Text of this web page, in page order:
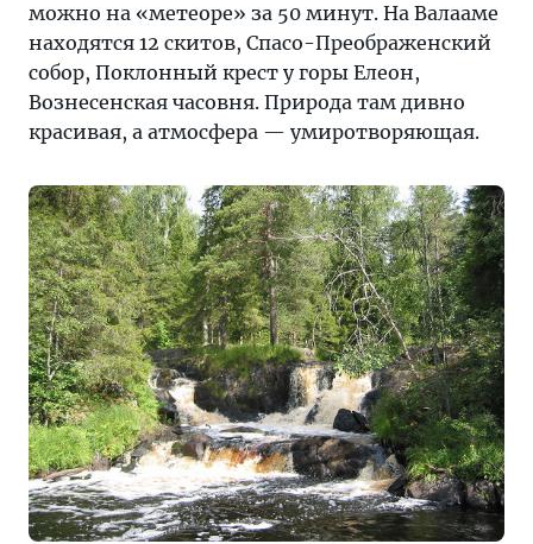
можно на «метеоре» за 50 минут. На Валааме
находятся 12 скитов, Спасо-Преображенский
собор, Поклонный крест у горы Елеон,
Вознесенская часовня. Природа там дивно
красивая, а атмосфера — умиротворяющая.